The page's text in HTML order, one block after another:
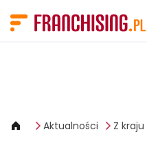
Aktualności Z kraju